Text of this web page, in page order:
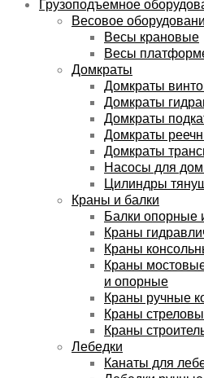
Грузоподъемное
Весовое
Весы крановые
Весы
Домкраты
Домкраты
Домкраты
Домкраты
Домкраты
Домкраты
Насосы для
Цилиндры
Краны и балки
Балки опорные
Краны
Краны
Краны
и опорные
Краны ручные
Краны
Краны
Лебедки
Канаты для